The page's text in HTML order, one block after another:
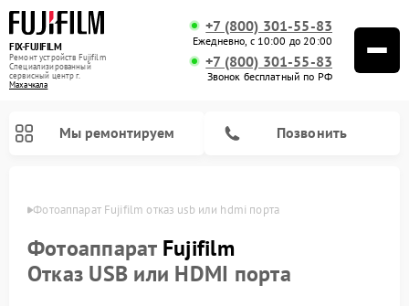
FIX-FUJIFILM
Ремонт устройств Fujifilm
Специализированный
cервисный центр г.
Махачкала
+7 (800) 301-55-83
Ежедневно, с 10:00 до 20:00
+7 (800) 301-55-83
Звонок бесплатный по РФ
Мы ремонтируем Позвонить
Фотоаппарат Fujifilm отказ usb или hdmi порта
Фотоаппарат Fujifilm
Отказ USB или HDMI порта